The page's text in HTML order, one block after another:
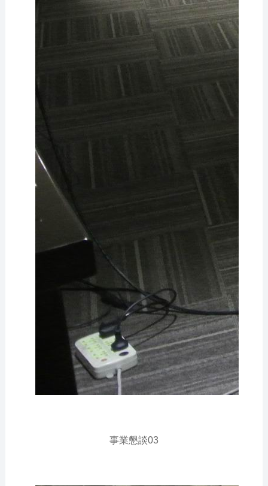
事業懇談03